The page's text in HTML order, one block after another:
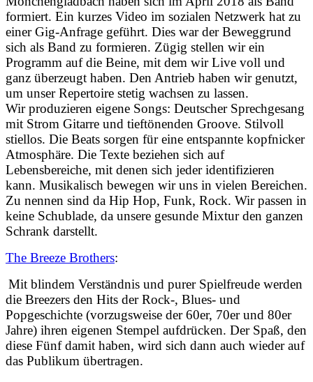
formiert. Ein kurzes Video im sozialen Netzwerk hat zu
einer Gig-Anfrage geführt. Dies war der Beweggrund
sich als Band zu formieren. Zügig stellen wir ein
Programm auf die Beine, mit dem wir Live voll und
ganz überzeugt haben. Den Antrieb haben wir genutzt,
um unser Repertoire stetig wachsen zu lassen.
Wir produzieren eigene Songs: Deutscher Sprechgesang
mit Strom Gitarre und tieftönenden Groove. Stilvoll
stiellos. Die Beats sorgen für eine entspannte kopfnicker
Atmosphäre. Die Texte beziehen sich auf
Lebensbereiche, mit denen sich jeder identifizieren
kann. Musikalisch bewegen wir uns in vielen Bereichen.
Zu nennen sind da Hip Hop, Funk, Rock. Wir passen in
keine Schublade, da unsere gesunde Mixtur den ganzen
Schrank darstellt.
The Breeze Brothers:
Mit blindem Verständnis und purer Spielfreude werden
die Breezers den Hits der Rock-, Blues- und
Popgeschichte (vorzugsweise der 60er, 70er und 80er
Jahre) ihren eigenen Stempel aufdrücken. Der Spaß, den
diese Fünf damit haben, wird sich dann auch wieder auf
das Publikum übertragen.